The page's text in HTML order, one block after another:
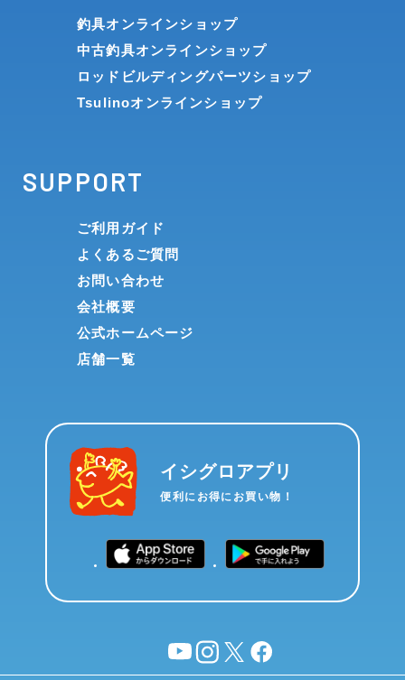
釣具オンラインショップ
中古釣具オンラインショップ
ロッドビルディングパーツショップ
Tsulinoオンラインショップ
SUPPORT
ご利用ガイド
よくあるご質問
お問い合わせ
会社概要
公式ホームページ
店舗一覧
イシグロアプリ
便利にお得にお買い物！
YouTubeinstagram
X facebook